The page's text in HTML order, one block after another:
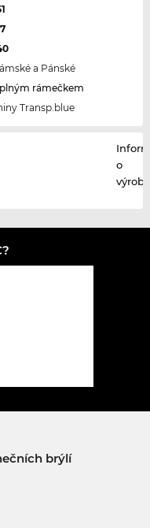
a Pánské
rámečkem
Transp.blue
o
brýlí